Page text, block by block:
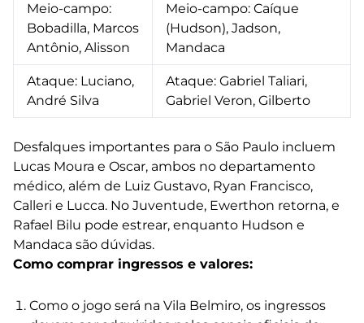
Meio-campo:
Bobadilla, Marcos
Antônio, Alisson
Meio-campo: Caíque
(Hudson), Jadson,
Mandaca
Ataque: Luciano,
André Silva
Ataque: Gabriel Taliari,
Gabriel Veron, Gilberto
Desfalques importantes para o São Paulo incluem
Lucas Moura e Oscar, ambos no departamento
médico, além de Luiz Gustavo, Ryan Francisco,
Calleri e Lucca. No Juventude, Ewerthon retorna, e
Rafael Bilu pode estrear, enquanto Hudson e
Mandaca são dúvidas.
Como comprar ingressos e valores:
Como o jogo será na Vila Belmiro, os ingressos